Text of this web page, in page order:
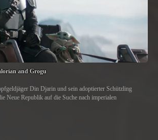
and Grogu
Din Djarin und sein adoptierter Schützling
Neue Republik auf die Suche nach imperialen